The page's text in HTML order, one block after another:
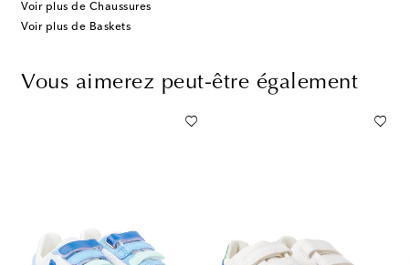
Voir plus de Chaussures
Voir plus de Baskets
Vous aimerez peut-être également